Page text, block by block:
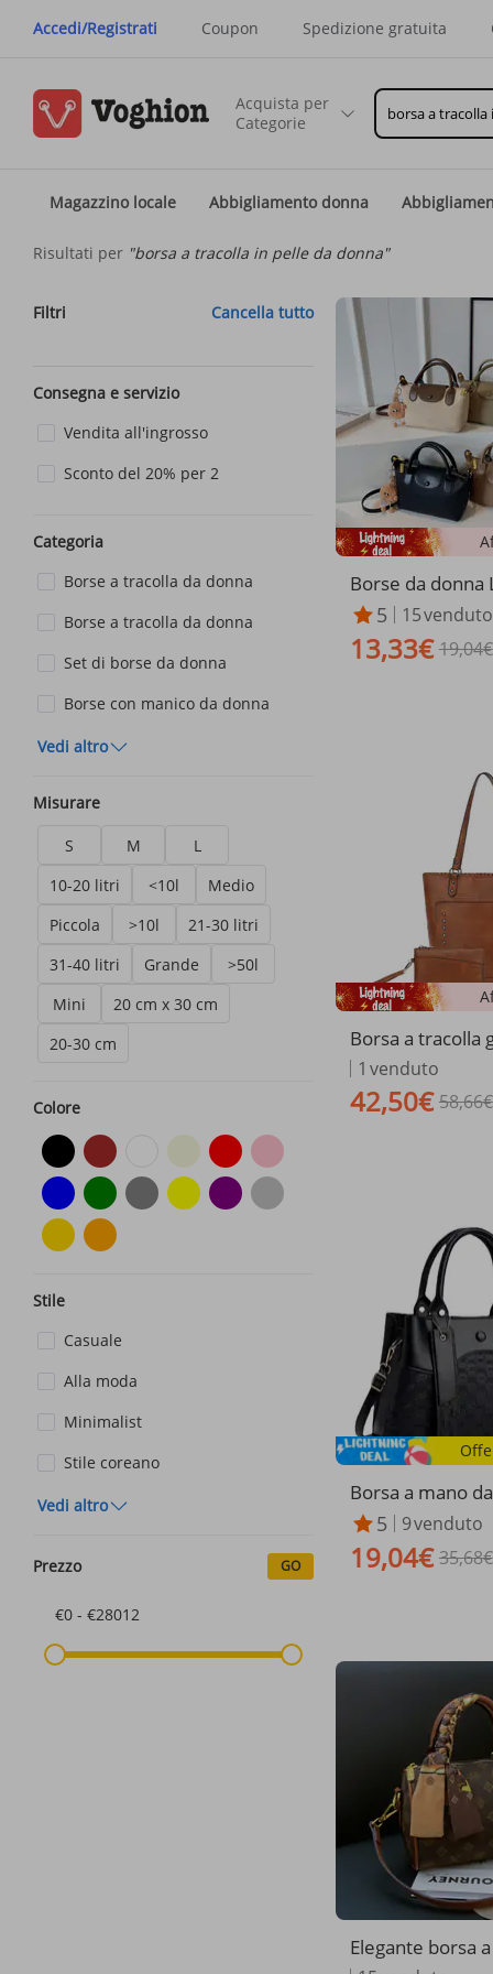
Accedi/Registrati Coupon Spedizione gratuita
Acquista per
Categorie
Magazzino locale Abbigliamento donna
Risultati per "borsa a tracolla in pelle da donna"
Filtri Cancella tutto
Consegna e servizio
Vendita all'ingrosso
Sconto del 20% per 2
Categoria
Borse a tracolla da donna
Borse a tracolla da donna
Set di borse da donna
Borse con manico da donna
Vedi altro
Misurare
S M
L
10-20 litri
<10l
Medio
Piccola
>10l
21-30 litri
31-40 litri
Grande
>50l
Mini
20 cm x 30 cm
20-30 cm
Colore
Stile
Casuale
Alla moda
Minimalist
Stile coreano
Vedi altro
Prezzo GO
€0 - €28012
Borse da donna
forma di gnocco
più popolare di
La nuova borsa a
tracolla Xiang
alta qualità con
5 15venduto
13,33€ 19,04€
Borsa a tracolla
apiente in
tile tote bag da
ngzhou 2025
1 venduto
42,50€ 58,66€
Borsa a mano
orsa a tracolla,
moda, design di
5 9venduto
19,04€ 35,68€
Elegante borsa